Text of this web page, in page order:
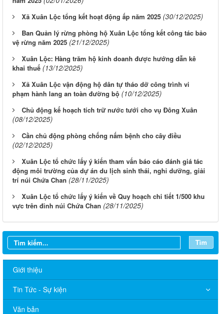
Xã Xuân Lộc tổng kết hoạt động ấp năm 2025 (30/12/2025)
Ban Quản lý rừng phòng hộ Xuân Lộc tổng kết công tác bảo
vệ rừng năm 2025 (21/12/2025)
Xuân Lộc: Hàng trăm hộ kinh doanh được hướng dẫn kê
khai thuế (13/12/2025)
Xã Xuân Lộc vận động hộ dân tự tháo dỡ công trình vi
phạm hành lang an toàn đường bộ (10/12/2025)
Chủ động kế hoạch tích trữ nước tưới cho vụ Đông Xuân
(08/12/2025)
Cần chủ động phòng chống nấm bệnh cho cây điều
(02/12/2025)
Xuân Lộc tổ chức lấy ý kiến tham vấn báo cáo đánh giá tác
động môi trường của dự án du lịch sinh thái, nghỉ dưỡng, giải
trí núi Chứa Chan (28/11/2025)
Xuân Lộc tổ chức lấy ý kiến về Quy hoạch chi tiết 1/500 khu
vực trên đỉnh núi Chứa Chan (28/11/2025)
Tìm
Giới thiệu
Tin Tức - Sự kiện
Văn bản